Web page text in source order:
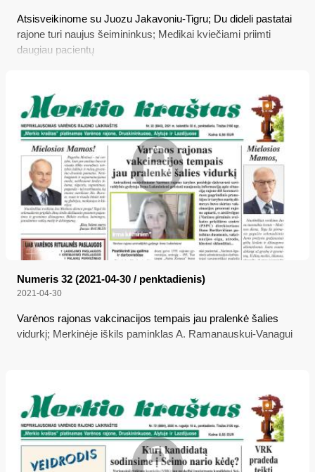
Atsisveikinome su Juozu Jakavoniu-Tigru; Du dideli pastatai
rajone turi naujus šeimininkus; Medikai kviečiami priimti
daugiau pacientų
Numeris 32 (2021-04-30 / penktadienis)
2021-04-30
Varėnos rajonas vakcinacijos tempais jau pralenkė šalies
vidurkį; Merkinėje iškils paminklas A. Ramanauskui-Vanagui